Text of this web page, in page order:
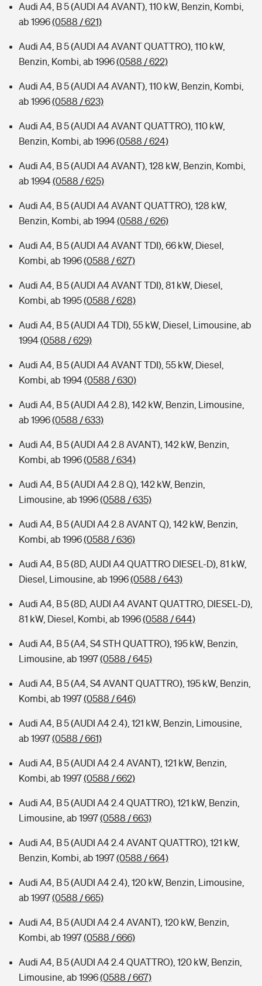
Audi A4, B 5 (AUDI A4 AVANT), 110 kW, Benzin, Kombi,
ab 1996(0588 / 621)
Audi A4, B 5 (AUDI A4 AVANT QUATTRO), 110 kW,
Benzin, Kombi, ab 1996(0588 / 622)
Audi A4, B 5 (AUDI A4 AVANT), 110 kW, Benzin, Kombi,
ab 1996(0588 / 623)
Audi A4, B 5 (AUDI A4 AVANT QUATTRO), 110 kW,
Benzin, Kombi, ab 1996(0588 / 624)
Audi A4, B 5 (AUDI A4 AVANT), 128 kW, Benzin, Kombi,
ab 1994(0588 / 625)
Audi A4, B 5 (AUDI A4 AVANT QUATTRO), 128 kW,
Benzin, Kombi, ab 1994(0588 / 626)
Audi A4, B 5 (AUDI A4 AVANT TDI), 66 kW, Diesel,
Kombi, ab 1996(0588 / 627)
Audi A4, B 5 (AUDI A4 AVANT TDI), 81 kW, Diesel,
Kombi, ab 1995(0588 / 628)
Audi A4, B 5 (AUDI A4 TDI), 55 kW, Diesel, Limousine, ab
1994(0588 / 629)
Audi A4, B 5 (AUDI A4 AVANT TDI), 55 kW, Diesel,
Kombi, ab 1994(0588 / 630)
Audi A4, B 5 (AUDI A4 2.8), 142 kW, Benzin, Limousine,
ab 1996(0588 / 633)
Audi A4, B 5 (AUDI A4 2.8 AVANT), 142 kW, Benzin,
Kombi, ab 1996(0588 / 634)
Audi A4, B 5 (AUDI A4 2.8 Q), 142 kW, Benzin,
Limousine, ab 1996(0588 / 635)
Audi A4, B 5 (AUDI A4 2.8 AVANT Q), 142 kW, Benzin,
Kombi, ab 1996(0588 / 636)
Audi A4, B 5 (8D, AUDI A4 QUATTRO DIESEL-D), 81 kW,
Diesel, Limousine, ab 1996(0588 / 643)
Audi A4, B 5 (8D, AUDI A4 AVANT QUATTRO, DIESEL-D),
81 kW, Diesel, Kombi, ab 1996(0588 / 644)
Audi A4, B 5 (A4, S4 STH QUATTRO), 195 kW, Benzin,
Limousine, ab 1997(0588 / 645)
Audi A4, B 5 (A4, S4 AVANT QUATTRO), 195 kW, Benzin,
Kombi, ab 1997(0588 / 646)
Audi A4, B 5 (AUDI A4 2.4), 121 kW, Benzin, Limousine,
ab 1997(0588 / 661)
Audi A4, B 5 (AUDI A4 2.4 AVANT), 121 kW, Benzin,
Kombi, ab 1997(0588 / 662)
Audi A4, B 5 (AUDI A4 2.4 QUATTRO), 121 kW, Benzin,
Limousine, ab 1997(0588 / 663)
Audi A4, B 5 (AUDI A4 2.4 AVANT QUATTRO), 121 kW,
Benzin, Kombi, ab 1997(0588 / 664)
Audi A4, B 5 (AUDI A4 2.4), 120 kW, Benzin, Limousine,
ab 1997(0588 / 665)
Audi A4, B 5 (AUDI A4 2.4 AVANT), 120 kW, Benzin,
Kombi, ab 1997(0588 / 666)
Audi A4, B 5 (AUDI A4 2.4 QUATTRO), 120 kW, Benzin,
Limousine, ab 1996(0588 / 667)